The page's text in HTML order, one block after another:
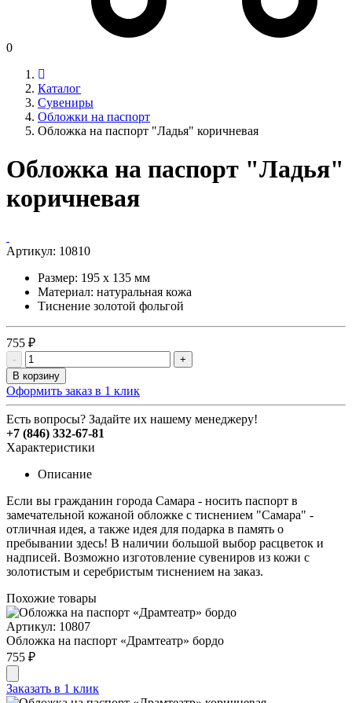
0
Каталог
Сувениры
Обложки на паспорт
Обложка на паспорт "Ладья" коричневая
Обложка на паспорт "Ладья"
коричневая
Артикул: 10810
Размер: 195 х 135 мм
Материал: натуральная кожа
Тиснение золотой фольгой
755 ₽
-
+
В корзину
Оформить заказ в 1 клик
Есть вопросы? Задайте их нашему менеджеру!
+7 (846) 332-67-81
Характеристики
Описание
Если вы гражданин города Самара - носить паспорт в
замечательной кожаной обложке с тиснением "Самара" -
отличная идея, а также идея для подарка в память о
пребывании здесь! В наличии большой выбор расцветок и
надписей. Возможно изготовление сувениров из кожи с
золотистым и серебристым тиснением на заказ.
Похожие товары
Артикул: 10807
Обложка на паспорт «Драмтеатр» бордо
755 ₽
Заказать в 1 клик